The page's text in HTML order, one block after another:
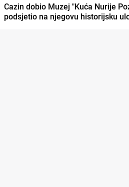
Cazin dobio Muzej "Kuća Nurije
podsjetio na njegovu historijsku